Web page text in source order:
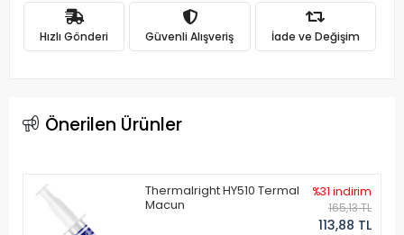
Hızlı Gönderi Güvenli Alışveriş İade ve Değişim
Önerilen Ürünler
Thermalright HY510 Termal
Macun
%31 indirim
165,13 TL
113,88 TL